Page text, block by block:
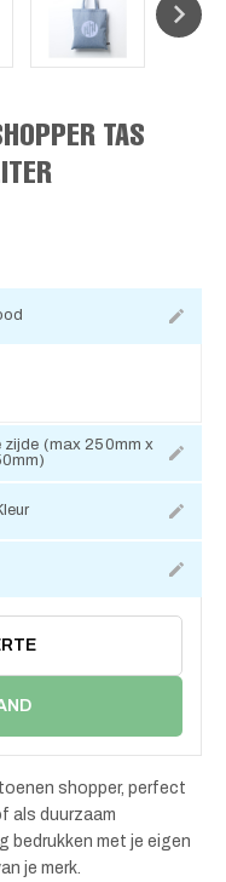
TAS
zijde (max 250mm x
shopper, perfect
als duurzaam
bedrukken met je eigen
je merk.